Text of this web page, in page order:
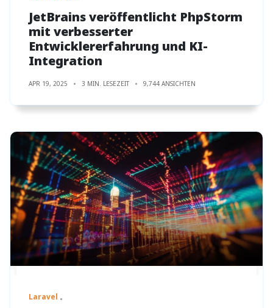
JetBrains veröffentlicht PhpStorm
mit verbesserter
Entwicklererfahrung und KI-
Integration
APR 19, 2025 3 MIN. LESEZEIT 9,744 ANSICHTEN
Laravel